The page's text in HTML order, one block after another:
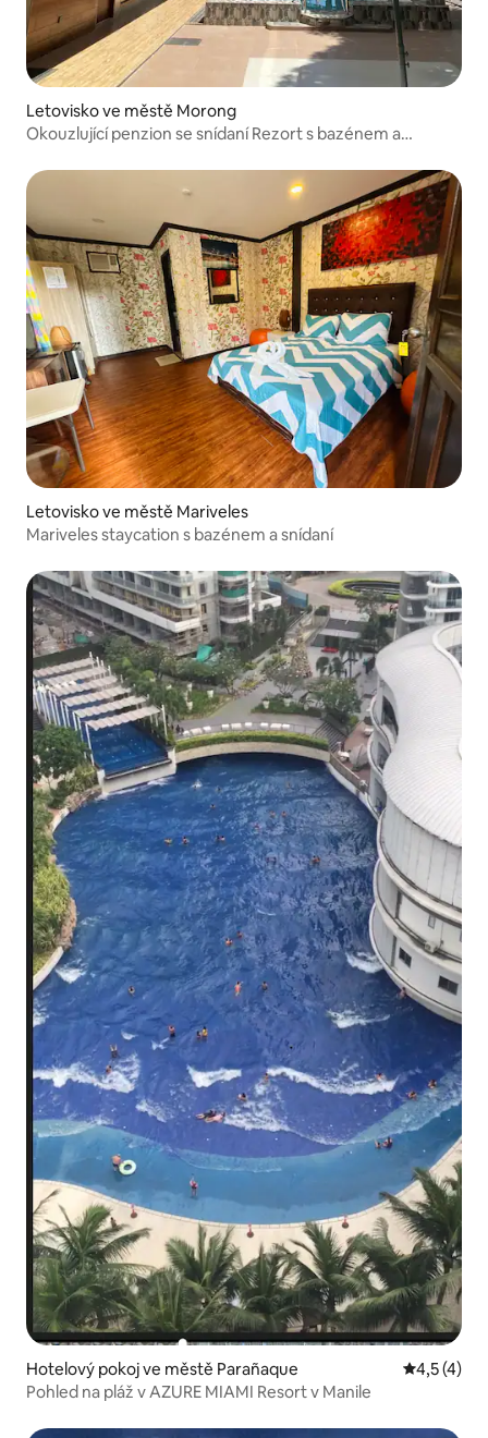
Letovisko ve městě Morong
Okouzlující penzion se snídaní Rezort s bazénem a
Letovisko ve městě Mariveles
Mariveles staycation s bazénem a snídaní
Hotelový pokoj ve městě Parañaque Průměrné
4,5 (4)
Pohled na pláž v AZURE MIAMI Resort v Manile